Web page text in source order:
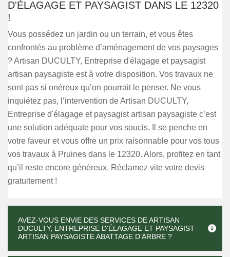
D'ÉLAGAGE ET PAYSAGIST DANS LE 12320
!
Vous possédez un jardin ou un terrain, et vous êtes
confrontés au problème d’aménagement de vos paysages
? Artisan DUCULTY, Entreprise d'élagage et paysagist
artisan paysagiste est à votre disposition. Vos travaux ne
sont pas si onéreux qu’on pourrait le penser. Ne vous
inquiétez pas, l’intervention de Artisan DUCULTY,
Entreprise d'élagage et paysagist artisan paysagiste c’est
une solution adéquate pour vos soucis. Il se penche en
votre faveur et vous offre un prix raisonnable pour vos tous
vos travaux à Pruines dans le 12320. Alors, profitez en tant
qu’il reste encore généreux. Réclamez vite votre devis
gratuitement !
AVEZ-VOUS ENVIE DES SERVICES DE ARTISAN
DUCULTY, ENTREPRISE D'ÉLAGAGE ET PAYSAGIST
ARTISAN PAYSAGISTE ABATTAGE D’ARBRE ?